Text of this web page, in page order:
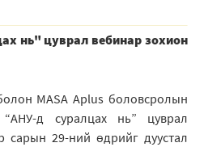
нь" цуврал вебинар зохион
MASA Aplus боловсролын
д суралцах нь” цуврал
сарын 29-ний өдрийг дуустал